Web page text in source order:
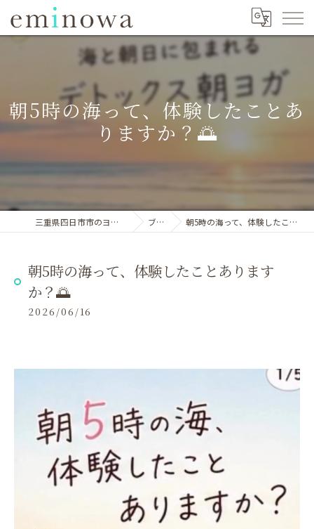
朝5時の海って、体験したことあ
りますか？🌅
三重県四日市市のヨガならeminowa ブログ 朝5時の海って、体験したことありますか？🌅
朝5時の海って、体験したことあります
か？🌅
2026/06/16